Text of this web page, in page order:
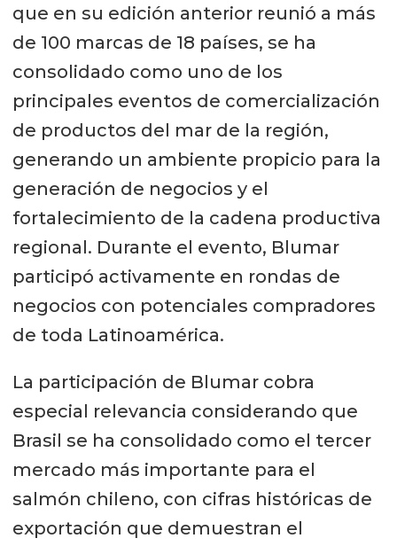
que en su edición anterior reunió a más
de 100 marcas de 18 países, se ha
consolidado como uno de los
principales eventos de comercialización
de productos del mar de la región,
generando un ambiente propicio para la
generación de negocios y el
fortalecimiento de la cadena productiva
regional. Durante el evento, Blumar
participó activamente en rondas de
negocios con potenciales compradores
de toda Latinoamérica.
La participación de Blumar cobra
especial relevancia considerando que
Brasil se ha consolidado como el tercer
mercado más importante para el
salmón chileno, con cifras históricas de
exportación que demuestran el